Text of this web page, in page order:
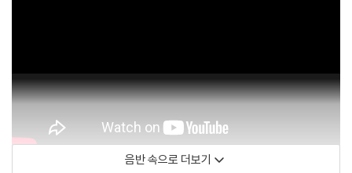
음반 속으로 더보기